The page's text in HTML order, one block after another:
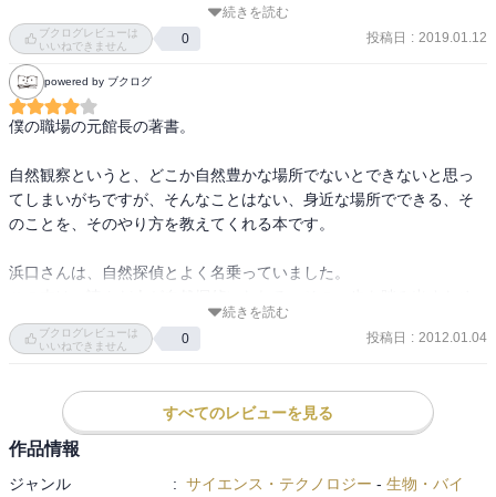
講座でも　紹介され、読まれた方の
「ジュニア向けと書いてありますけど、中身は　濃いです
よ〜。」　との声が聞こえます。
そのためにやることの１つが、「生きもの地図をつくろう」　で
す。
く虫、冬の野鳥
そして、その実施した結果と　結果の読み方も　ていねいでわかり
自分のフィールドを持って、定期的に観察し、それを地図に記録す
そんなに堅苦しく考えなければ、だれにでもできそうです。
さっそく　やってみましょう！
続きを読む
ブクログレビューは
いいねできません
0 投稿日 : 2019.01.12
powered by ブクログ
僕の職場の元館長の著書。
自然観察というと、どこか自然豊かな場所でないとできないと思っ
てしまいがちですが、そんなことはない、身近な場所でできる、そ
のことを、そのやり方を教えてくれる本です。
浜口さんは、自然探偵とよく名乗っていました。
のやり方が詰まっています。
少し下世話な話になりますが、夏休みの自由研究のヒントも見つか
続きを読む
ブクログレビューは
いいねできません
0 投稿日 : 2012.01.04
すべてのレビューを見る
作品情報
ジャンル : サイエンス・テクノロジー - 生物・バイ